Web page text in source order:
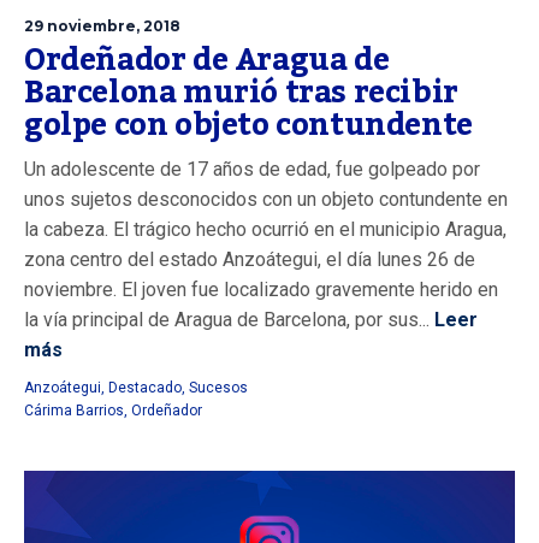
29 noviembre, 2018
Ordeñador de Aragua de
Barcelona murió tras recibir
golpe con objeto contundente
Un adolescente de 17 años de edad, fue golpeado por
unos sujetos desconocidos con un objeto contundente en
la cabeza. El trágico hecho ocurrió en el municipio Aragua,
zona centro del estado Anzoátegui, el día lunes 26 de
noviembre. El joven fue localizado gravemente herido en
la vía principal de Aragua de Barcelona, por sus... Leer
más
Anzoátegui, Destacado, Sucesos
Cárima Barrios, Ordeñador